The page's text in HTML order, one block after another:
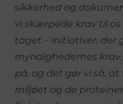
sikkerhed og
vi skærpede krav til os
taget – initiativer, der
myndighedernes
på, og det gør vi så,
miljøet og de